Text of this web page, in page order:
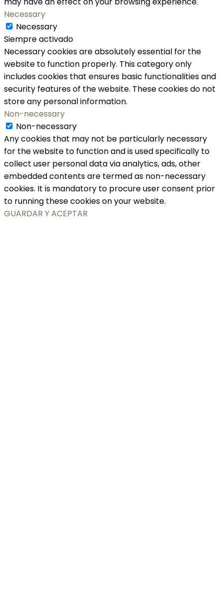
Necessary
Necessary
Siempre activado
Necessary cookies are absolutely essential for the
website to function properly. This category only
includes cookies that ensures basic functionalities and
security features of the website. These cookies do not
store any personal information.
Non-necessary
Non-necessary
Any cookies that may not be particularly necessary
for the website to function and is used specifically to
collect user personal data via analytics, ads, other
embedded contents are termed as non-necessary
cookies. It is mandatory to procure user consent prior
to running these cookies on your website.
GUARDAR Y ACEPTAR